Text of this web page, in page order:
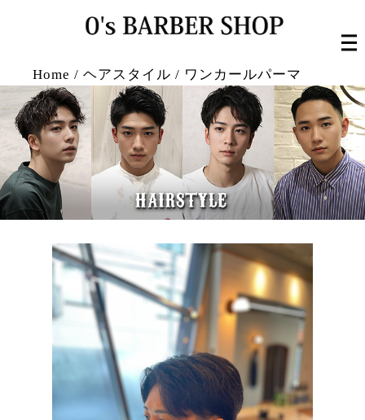
Home / ヘアスタイル / ワンカールパーマ